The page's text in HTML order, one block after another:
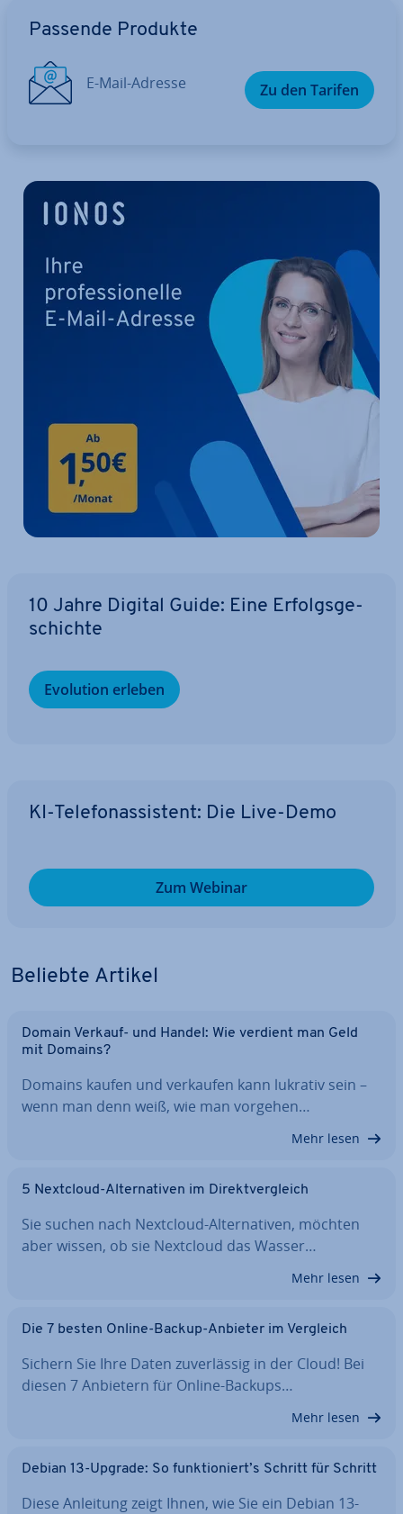
Passende Produkte
E-Mail-Adresse Zu den Tarifen
10 Jahre Digital Guide: Eine Er­folgs­ge­
schich­te
Evolution erleben
KI-Te­le­fon­as­sis­tent: Die Live-Demo
Zum Webinar
Beliebte Artikel
Domain Verkauf- und Handel: Wie verdient man Geld
mit Domains?
Domains kaufen und verkaufen kann lukrativ sein –
wenn man denn weiß, wie man vorgehen…
Mehr lesen
5 Nextcloud-Al­ter­na­ti­ven im Di­rekt­ver­gleich
Sie suchen nach Nextcloud-Al­ter­na­ti­ven, möchten
aber wissen, ob sie Nextcloud das Wasser…
Mehr lesen
Die 7 besten Online-Backup-Anbieter im Vergleich
Sichern Sie Ihre Daten zu­ver­läs­sig in der Cloud! Bei
diesen 7 Anbietern für Online-Backups…
Mehr lesen
Debian 13-Upgrade: So funk­tio­niert’s Schritt für Schritt
Diese Anleitung zeigt Ihnen, wie Sie ein Debian 13-